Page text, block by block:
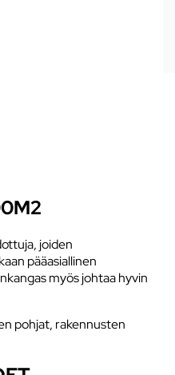
joiden
pääasiallinen
myös johtaa hyvin
pohjat, rakennusten